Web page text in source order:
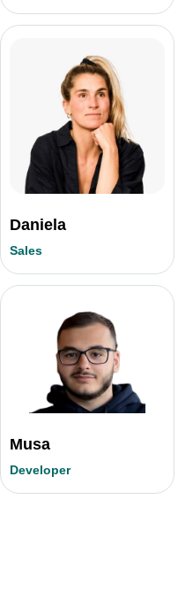
Daniela
Sales
Musa
Developer